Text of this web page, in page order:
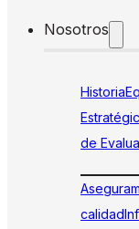
Nosotros
Historia
de
calidad